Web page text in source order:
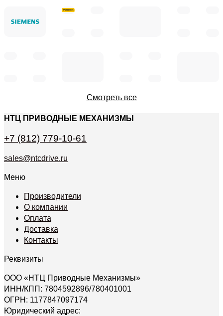
Смотреть все
НТЦ ПРИВОДНЫЕ МЕХАНИЗМЫ
+7 (812) 779-10-61
sales@ntcdrive.ru
Меню
Производители
О компании
Оплата
Доставка
Контакты
Реквизиты
ООО «НТЦ Приводные Механизмы»
ИНН/КПП: 7804592896/780401001
ОГРН: 1177847097174
Юридический адрес: